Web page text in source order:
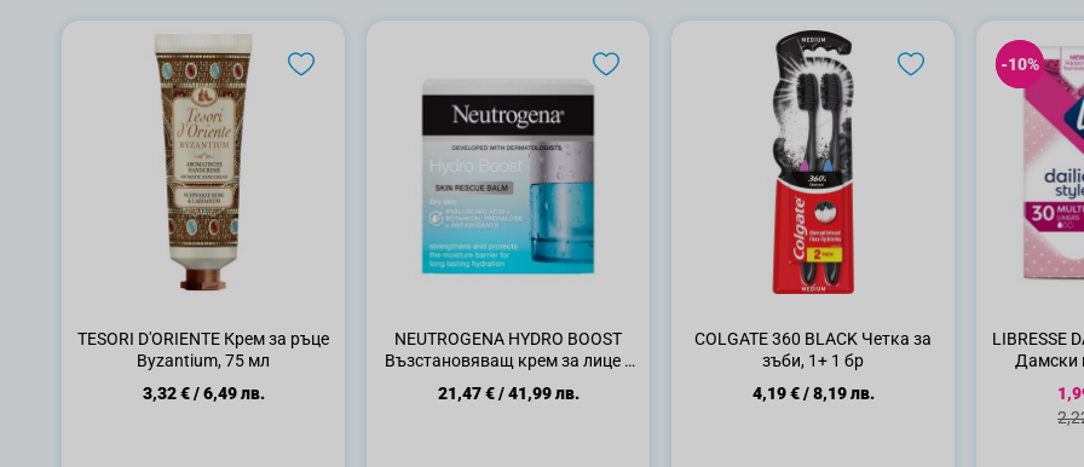
TESORI D'ORIENTE Крем за ръце
Byzantium, 75 мл
3,32 €/6,49 лв.
NEUTROGENA HYDRO BOOST
Възстановяващ крем за лице с
21,47 €/41,99 лв.
COLGATE 360 BLACK Четка за
зъби, 1+ 1 бр
4,19 €/8,19 лв.
-10%
-10%
LIBRESSE
Дамски